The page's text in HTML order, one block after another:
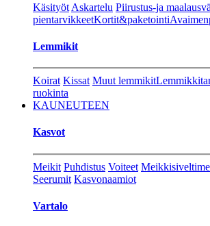
Käsityöt Askartelu Piirustus-ja
pientarvikkeetKortit&paketointi
Lemmikit
Koirat Kissat Muut lemmikit
ruokinta
KAUNEUTEEN
Kasvot
Meikit Puhdistus Voiteet
Seerumit Kasvonaamiot
Vartalo